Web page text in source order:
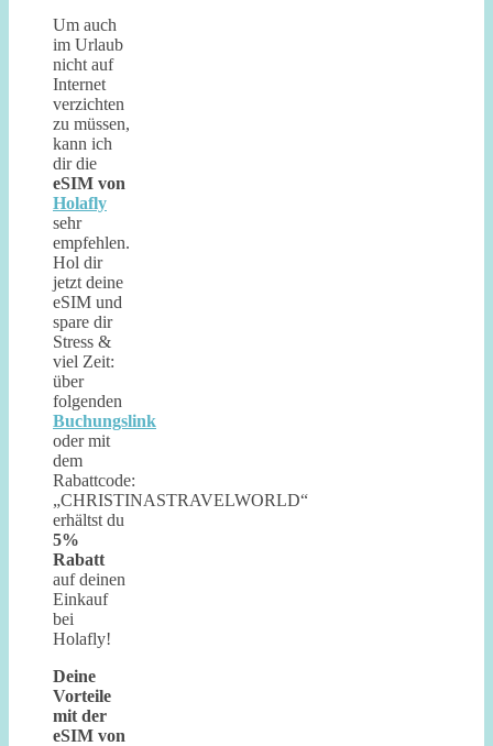
Um auch
im Urlaub
nicht auf
Internet
verzichten
zu müssen,
kann ich
dir die
eSIM von
Holafly
sehr
empfehlen.
Hol dir
jetzt deine
eSIM und
spare dir
Stress &
viel Zeit:
über
folgenden
Buchungslink
oder mit
dem
Rabattcode:
„CHRISTINASTRAVELWORLD“
erhältst du
5%
Rabatt
auf deinen
Einkauf
bei
Holafly!
Deine
Vorteile
mit der
eSIM von